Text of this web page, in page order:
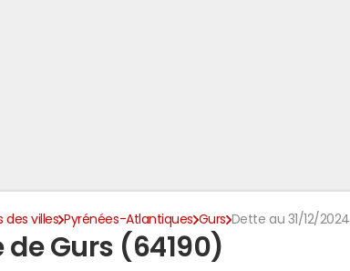
des villes Pyrénées-Atlantiques Gurs Dette au 31/12/2024
de Gurs (64190)